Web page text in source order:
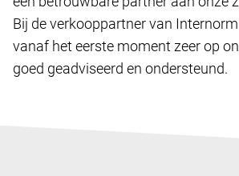
Bij de verkooppartner van
vanaf het eerste moment zeer op
goed geadviseerd en ondersteund.